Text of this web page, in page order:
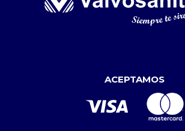
ACEPTAMOS